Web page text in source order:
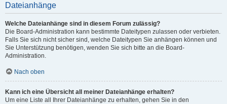
Dateianhänge
Welche Dateianhänge sind in diesem Forum zulässig?
Die Board-Administration kann bestimmte Dateitypen zulassen oder verbieten.
Falls Sie sich nicht sicher sind, welche Dateitypen Sie anhängen können und
Sie Unterstützung benötigen, wenden Sie sich bitte an die Board-
Administration.
Nach oben
Kann ich eine Übersicht all meiner Dateianhänge erhalten?
Um eine Liste all Ihrer Dateianhänge zu erhalten, gehen Sie in den